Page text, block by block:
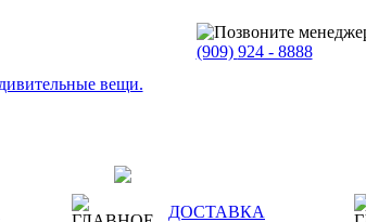
(909) 924 - 8888
ДОСТАВКА